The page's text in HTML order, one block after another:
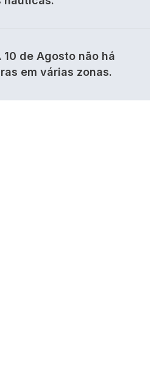
10 de Agosto não há
em várias zonas.